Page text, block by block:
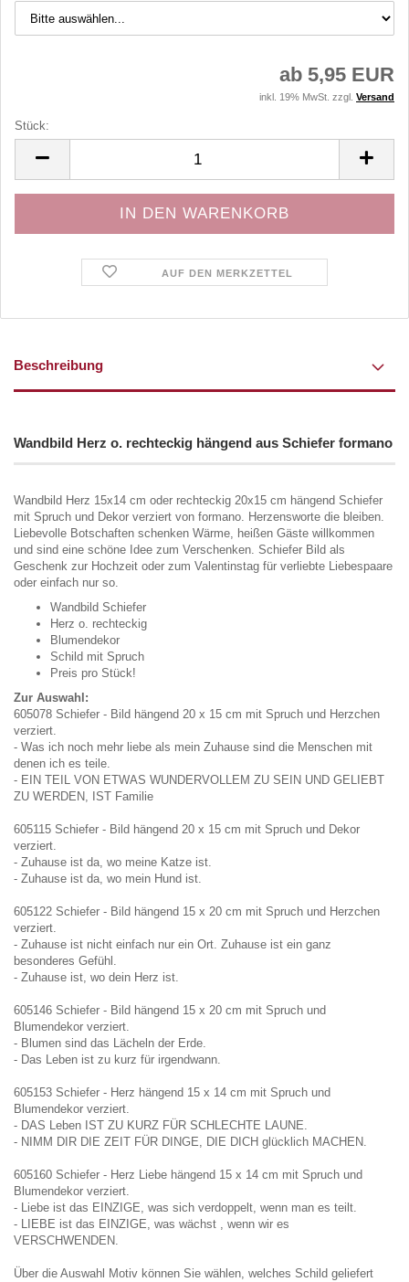
ab 5,95 EUR
inkl. 19% MwSt. zzgl. Versand
Stück:
AUF DEN MERKZETTEL
Beschreibung
Wandbild Herz o. rechteckig hängend aus Schiefer formano
Wandbild Herz 15x14 cm oder rechteckig 20x15 cm hängend Schiefer
mit Spruch und Dekor verziert von formano. Herzensworte die bleiben.
Liebevolle Botschaften schenken Wärme, heißen Gäste willkommen
und sind eine schöne Idee zum Verschenken. Schiefer Bild als
Geschenk zur Hochzeit oder zum Valentinstag für verliebte Liebespaare
oder einfach nur so.
Wandbild Schiefer
Herz o. rechteckig
Blumendekor
Schild mit Spruch
Preis pro Stück!
Zur Auswahl:
605078 Schiefer - Bild hängend 20 x 15 cm mit Spruch und Herzchen
verziert.
- Was ich noch mehr liebe als mein Zuhause sind die Menschen mit
denen ich es teile.
- EIN TEIL VON ETWAS WUNDERVOLLEM ZU SEIN UND GELIEBT
ZU WERDEN, IST Familie
605115 Schiefer - Bild hängend 20 x 15 cm mit Spruch und Dekor
verziert.
- Zuhause ist da, wo meine Katze ist.
- Zuhause ist da, wo mein Hund ist.
605122 Schiefer - Bild hängend 15 x 20 cm mit Spruch und Herzchen
verziert.
- Zuhause ist nicht einfach nur ein Ort. Zuhause ist ein ganz
besonderes Gefühl.
- Zuhause ist, wo dein Herz ist.
605146 Schiefer - Bild hängend 15 x 20 cm mit Spruch und
Blumendekor verziert.
- Blumen sind das Lächeln der Erde.
- Das Leben ist zu kurz für irgendwann.
605153 Schiefer - Herz hängend 15 x 14 cm mit Spruch und
Blumendekor verziert.
- DAS Leben IST ZU KURZ FÜR SCHLECHTE LAUNE.
- NIMM DIR DIE ZEIT FÜR DINGE, DIE DICH glücklich MACHEN.
605160 Schiefer - Herz Liebe hängend 15 x 14 cm mit Spruch und
Blumendekor verziert.
- Liebe ist das EINZIGE, was sich verdoppelt, wenn man es teilt.
- LIEBE ist das EINZIGE, was wächst , wenn wir es
VERSCHWENDEN.
Über die Auswahl Motiv können Sie wählen, welches Schild geliefert